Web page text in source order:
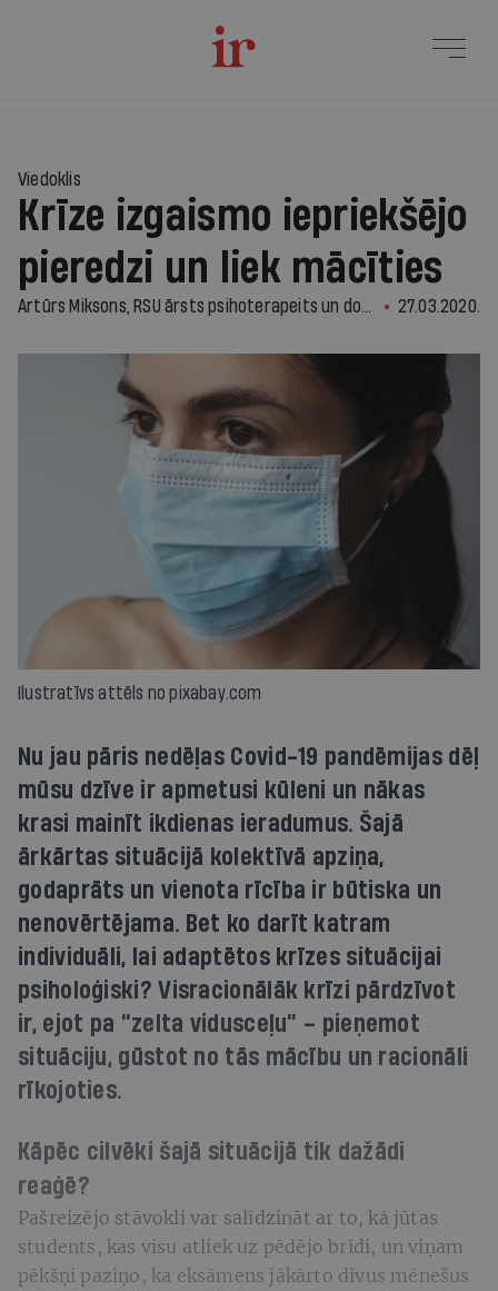
Viedoklis
Krīze izgaismo iepriekšējo
pieredzi un liek mācīties
Artūrs Miksons, RSU ārsts psihoterapeits un docētājs 27.03.2020.
Ilustratīvs attēls no pixabay.com
Nu jau pāris nedēļas Covid-19 pandēmijas dēļ
mūsu dzīve ir apmetusi kūleni un nākas
krasi mainīt ikdienas ieradumus. Šajā
ārkārtas situācijā kolektīvā apziņa,
godaprāts un vienota rīcība ir būtiska un
nenovērtējama. Bet ko darīt katram
individuāli, lai adaptētos krīzes situācijai
psiholoģiski? Visracionālāk krīzi pārdzīvot
ir, ejot pa “zelta vidusceļu” – pieņemot
situāciju, gūstot no tās mācību un racionāli
rīkojoties.
Kāpēc cilvēki šajā situācijā tik dažādi
reaģē?
Pašreizējo stāvokli var salīdzināt ar to, kā jūtas
students, kas visu atliek uz pēdējo brīdi, un viņam
pēkšņi paziņo, ka eksāmens jākārto divus mēnešus